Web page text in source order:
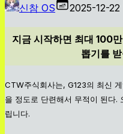
신참 OS 2025-12-22
지금 시작하면 최대 100
뽑기를
CTW주식회사는, G123의 최신
을 정도로 단련해서 무적이 된다.
립니다.